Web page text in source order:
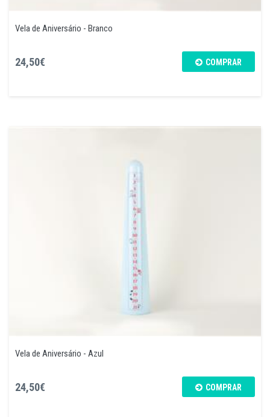
Vela de Aniversário - Branco
24,50€ COMPRAR
Vela de Aniversário - Azul
24,50€ COMPRAR